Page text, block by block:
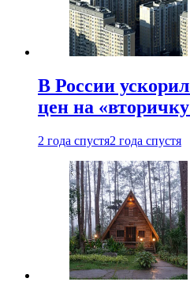
В России
цен на
2 года спустя2 года спустя